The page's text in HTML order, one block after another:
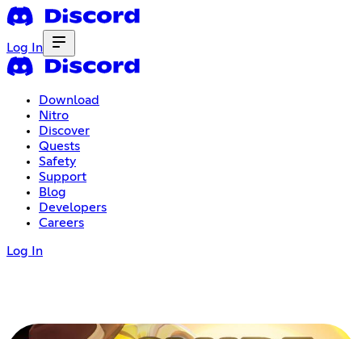
Log In
Download
Nitro
Discover
Quests
Safety
Support
Blog
Developers
Careers
Log In